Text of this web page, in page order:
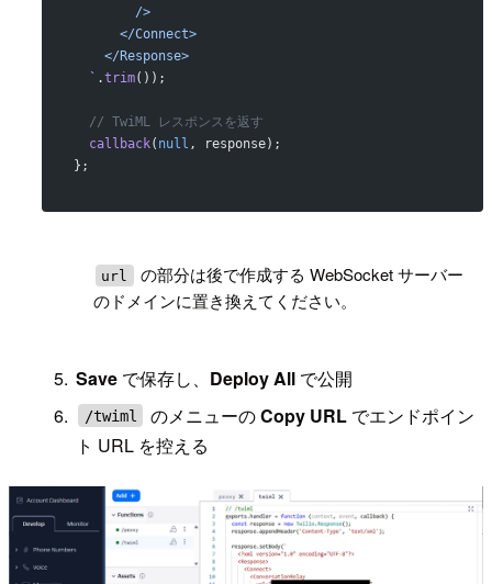
        />
      </Connect>
    </Response>
  `
.trim());
  // TwiML レスポンスを返す
  callback
( null , response);
};
url
の部分は後で作成する WebSocket サーバー
のドメインに置き換えてください。
Saveで保存し、 Deploy Allで公開
/twiml のメニューのCopy URL でエンドポイン
ト URL を控える